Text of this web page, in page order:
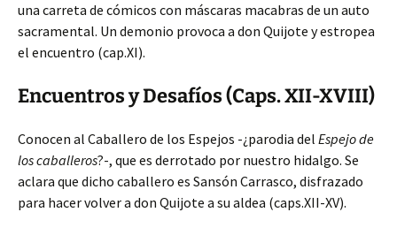
una carreta de cómicos con máscaras macabras de un auto
sacramental. Un demonio provoca a don Quijote y estropea
el encuentro (cap.XI).
Encuentros y Desafíos (Caps. XII-XVIII)
Conocen al Caballero de los Espejos -¿parodia del Espejo de
los caballeros?-, que es derrotado por nuestro hidalgo. Se
aclara que dicho caballero es Sansón Carrasco, disfrazado
para hacer volver a don Quijote a su aldea (caps.XII-XV).